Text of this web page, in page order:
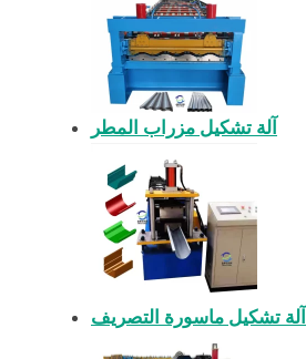
آلة تشكيل مزراب المطر
آلة تشكيل ماسورة التصريف